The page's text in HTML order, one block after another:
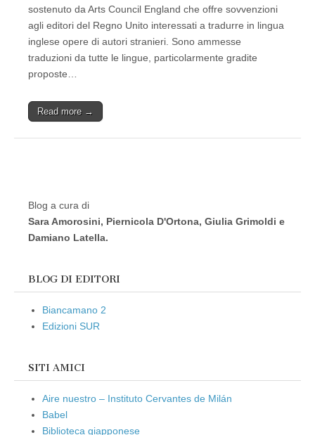
sostenuto da Arts Council England che offre sovvenzioni
agli editori del Regno Unito interessati a tradurre in lingua
inglese opere di autori stranieri. Sono ammesse
traduzioni da tutte le lingue, particolarmente gradite
proposte…
Read more →
Blog a cura di
Sara Amorosini, Piernicola D'Ortona, Giulia Grimoldi e
Damiano Latella.
BLOG DI EDITORI
Biancamano 2
Edizioni SUR
SITI AMICI
Aire nuestro – Instituto Cervantes de Milán
Babel
Biblioteca giapponese